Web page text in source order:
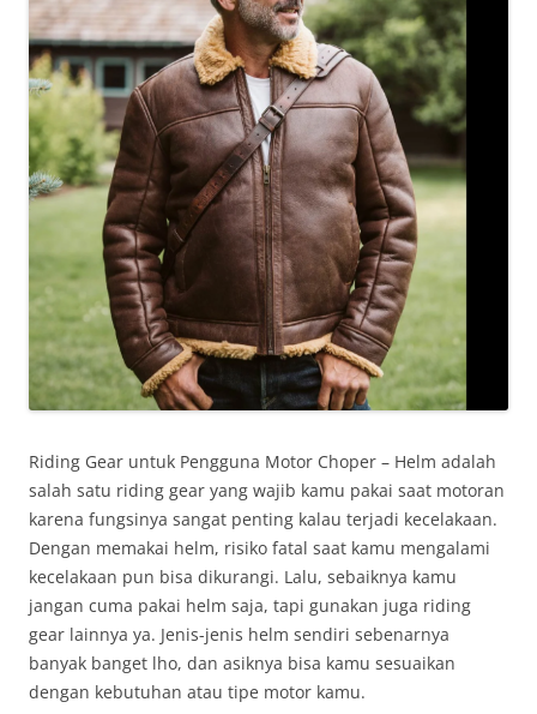
Riding Gear untuk Pengguna Motor Choper – Helm adalah
salah satu riding gear yang wajib kamu pakai saat motoran
karena fungsinya sangat penting kalau terjadi kecelakaan.
Dengan memakai helm, risiko fatal saat kamu mengalami
kecelakaan pun bisa dikurangi. Lalu, sebaiknya kamu
jangan cuma pakai helm saja, tapi gunakan juga riding
gear lainnya ya. Jenis-jenis helm sendiri sebenarnya
banyak banget lho, dan asiknya bisa kamu sesuaikan
dengan kebutuhan atau tipe motor kamu.